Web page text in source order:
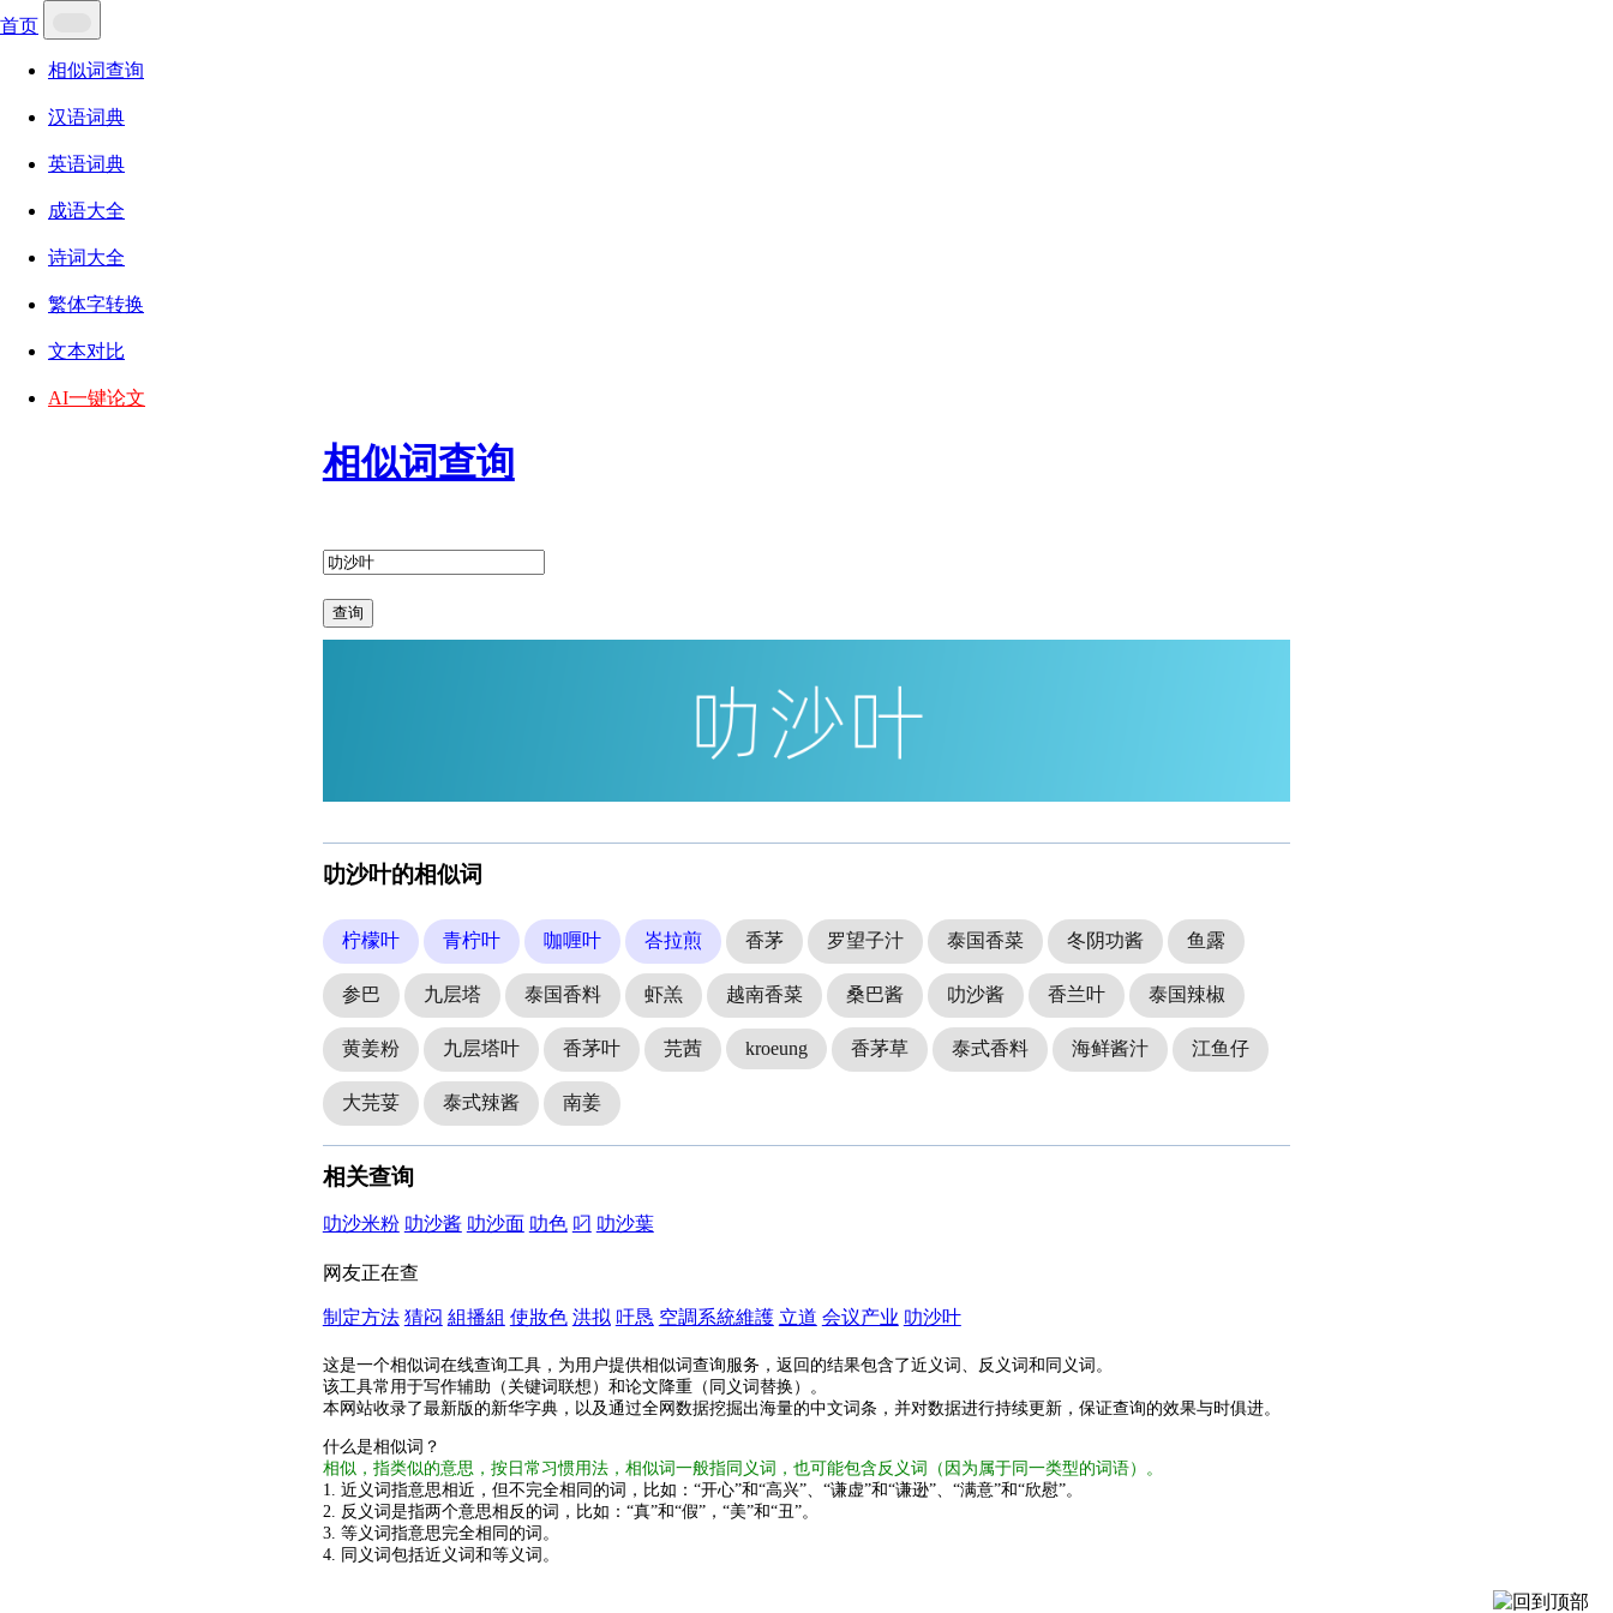
首页
相似词查询
汉语词典
英语词典
成语大全
诗词大全
繁体字转换
文本对比
AI一键论文
相似词查询
查询
叻沙叶的相似词
柠檬叶 青柠叶 咖喱叶 峇拉煎 香茅 罗望子汁 泰国香菜 冬阴功酱 鱼露
参巴 九层塔 泰国香料 虾羔 越南香菜 桑巴酱 叻沙酱 香兰叶 泰国辣椒
黄姜粉 九层塔叶 香茅叶 芫茜 kroeung 香茅草 泰式香料 海鲜酱汁 江鱼仔
大芫荽 泰式辣酱 南姜
相关查询
叻沙米粉 叻沙酱 叻沙面 叻色 叼 叻沙葉
网友正在查
制定方法 猜闷 組播組 使妝色 洪拟 吁恳 空調系統維護 立道 会议产业 叻沙叶
这是一个相似词在线查询工具，为用户提供相似词查询服务，返回的结果包含了近义词、反义词和同义词。
该工具常用于写作辅助（关键词联想）和论文降重（同义词替换）。
本网站收录了最新版的新华字典，以及通过全网数据挖掘出海量的中文词条，并对数据进行持续更新，保证查询的效果与时俱进。
什么是相似词？
相似，指类似的意思，按日常习惯用法，相似词一般指同义词，也可能包含反义词（因为属于同一类型的词语）。
1. 近义词指意思相近，但不完全相同的词，比如：“开心”和“高兴”、“谦虚”和“谦逊”、“满意”和“欣慰”。
2. 反义词是指两个意思相反的词，比如：“真”和“假”，“美”和“丑”。
3. 等义词指意思完全相同的词。
4. 同义词包括近义词和等义词。